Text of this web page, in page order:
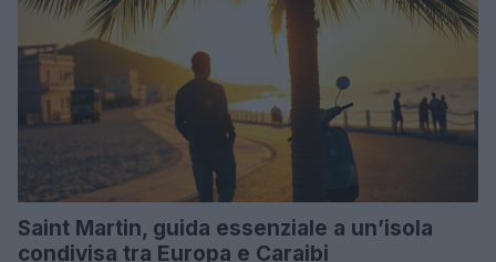
Saint Martin, guida essenziale a un’isola
condivisa tra Europa e Caraibi